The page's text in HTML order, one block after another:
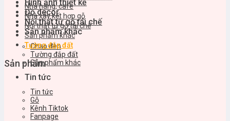
Hình ảnh thiết kế
Đồ decor
Nội thất từ gỗ tái chế
Sản phẩm khác
Chao đèn
Tường đắp đất
Sản phẩm khác
Tin tức
Tin tức
Gỗ
Kênh Tiktok
Fanpage
Nhà hàng, cafe
Nhà xây kết hợp gỗ
Nội thất từ gỗ tái chế
Sản phẩm khác
Tường đắp đất
Sản phẩm